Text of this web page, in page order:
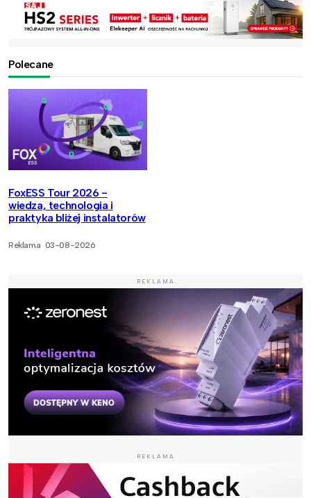
Polecane
FoxESS Tour 2026 -
wiedza, technologia i
praktyka bliżej instalatorów
Reklama 03-08-2026
REKLAMA
REKLAMA